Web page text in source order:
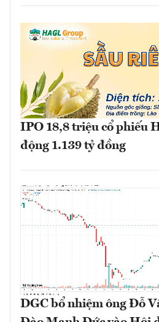
IPO 18,8 triệu cổ phiếu
động 1.139 tỷ đồng
DGC bổ nhiệm ông Đỗ